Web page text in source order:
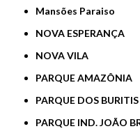
Mansões Paraiso
NOVA ESPERANÇA
NOVA VILA
PARQUE AMAZÔNIA
PARQUE DOS BURITIS
PARQUE IND. JOÃO